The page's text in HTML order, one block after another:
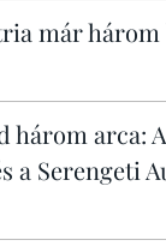
már
három arca:
a Serengeti